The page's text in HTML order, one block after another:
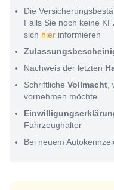
Die
Falls Sie noch keine
sich hier informieren
Nachweis der letzten
Schriftliche Vollmacht
vornehmen möchte
Fahrzeughalter
Bei neuem